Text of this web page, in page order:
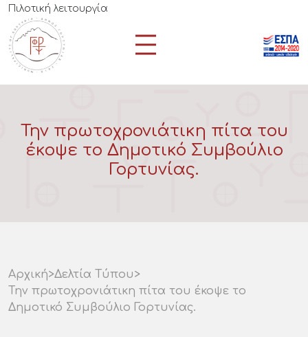
Πιλοτική λειτουργία
Την πρωτοχρονιάτικη πίτα του
έκοψε το Δημοτικό Συμβούλιο
Γορτυνίας.
Αρχική>Δελτία Τύπου>
Την πρωτοχρονιάτικη πίτα του έκοψε το
Δημοτικό Συμβούλιο Γορτυνίας.